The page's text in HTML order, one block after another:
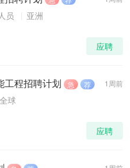
员
亚洲
应聘
1周前
工程招聘计划 急 荐
全球
应聘